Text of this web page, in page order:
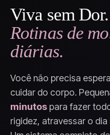
Viva sem Dor.
Rotinas de
diárias.
Você não precisa
cuidar do corpo.
minutos para fazer
rigidez, atravessar o